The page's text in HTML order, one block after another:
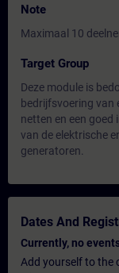
Note
Maximaal 10
Target Group
Deze module is
bedrijfsvoering van
netten en een goed
van de elektrische
generatoren.
Dates And
Currently, no
Add yourself to the